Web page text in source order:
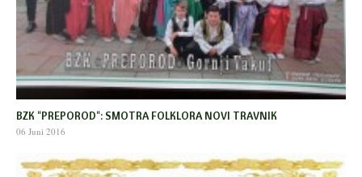
BZK "PREPOROD": SMOTRA FOLKLORA NOVI TRAVNIK
06 Juni 2016